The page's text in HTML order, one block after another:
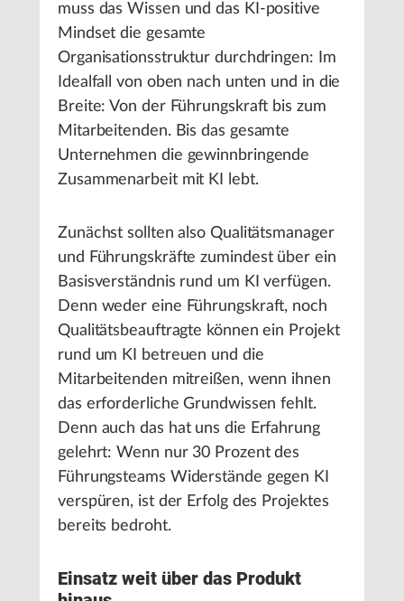
muss das Wissen und das KI-positive
Mindset die gesamte
Organisationsstruktur durchdringen: Im
Idealfall von oben nach unten und in die
Breite: Von der Führungskraft bis zum
Mitarbeitenden. Bis das gesamte
Unternehmen die gewinnbringende
Zusammenarbeit mit KI lebt.
Zunächst sollten also Qualitätsmanager
und Führungskräfte zumindest über ein
Basisverständnis rund um KI verfügen.
Denn weder eine Führungskraft, noch
Qualitätsbeauftragte können ein Projekt
rund um KI betreuen und die
Mitarbeitenden mitreißen, wenn ihnen
das erforderliche Grundwissen fehlt.
Denn auch das hat uns die Erfahrung
gelehrt: Wenn nur 30 Prozent des
Führungsteams Widerstände gegen KI
verspüren, ist der Erfolg des Projektes
bereits bedroht.
Einsatz weit über das Produkt